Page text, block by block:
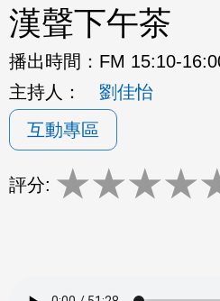
漢聲下午茶
播出時間： FM 15:10-
主持人：
劉佳怡
互動專區
評分: ★★★★